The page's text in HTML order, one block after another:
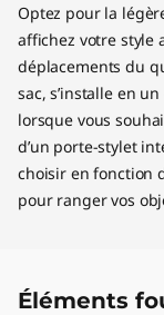
Optez pour la
affichez votre style
déplacements du
sac, s’installe en
lorsque vous
d’un porte-stylet
choisir en fonction
pour ranger vos
Éléments